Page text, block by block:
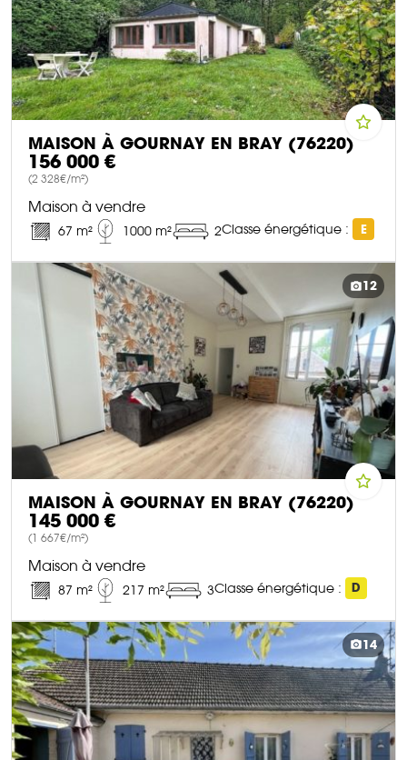
MAISON À GOURNAY EN BRAY (76220)
156 000 €
(2 328€/m²)
Maison à vendre
67 m² 1000 m² 2Classe énergétique : E
DÉCOUVRIR CE BIEN
12
MAISON À GOURNAY EN BRAY (76220)
145 000 €
(1 667€/m²)
Maison à vendre
87 m² 217 m² 3Classe énergétique : D
DÉCOUVRIR CE BIEN
14